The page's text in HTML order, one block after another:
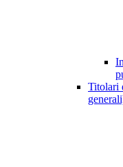
Titolari